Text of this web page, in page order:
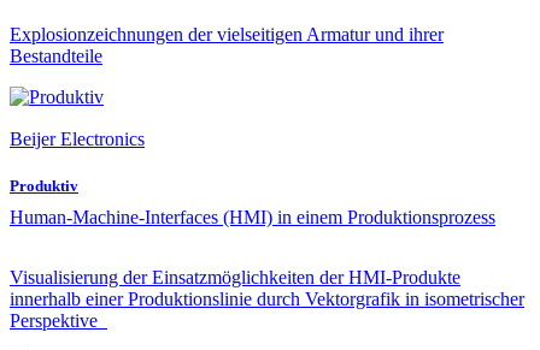
Explosionzeichnungen der vielseitigen Armatur und ihrer
Bestandteile
Beijer Electronics
Produktiv
Human-Machine-Interfaces (HMI) in einem Produktionsprozess
Visualisierung der Einsatzmöglichkeiten der HMI-Produkte
innerhalb einer Produktionslinie durch Vektorgrafik in isometrischer
Perspektive